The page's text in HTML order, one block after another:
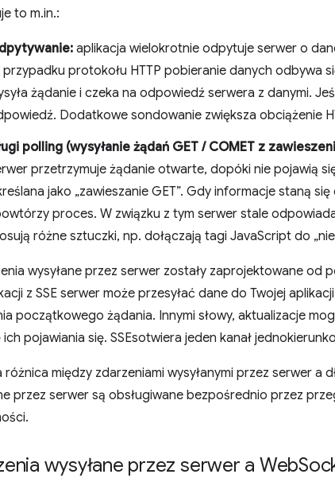
to m.in.:
aplikacja wielokrotnie odpytuje serwer o
przypadku protokołu HTTP pobieranie danych odbywa
żądanie i czeka na odpowiedź serwera z danymi.
Dodatkowe sondowanie zwiększa obciążenie
polling (wysyłanie żądań GET / COMET z
przetrzymuje żądanie otwarte, dopóki nie pojawią
jako „zawieszanie GET”. Gdy informacje staną
proces. W związku z tym serwer stale
różne sztuczki, np. dołączają tagi JavaScript do
wysyłane przez serwer zostały zaprojektowane od
z SSE serwer może przesyłać dane do Twojej
początkowego żądania. Innymi słowy, aktualizacje
ich pojawiania się. SSEsotwiera jeden kanał
różnica między zdarzeniami wysyłanymi przez serwer a
przez serwer są obsługiwane bezpośrednio przez
wysyłane przez serwer a Web